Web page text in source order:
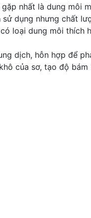
nhất là dung
dụng nhưng chất
loại dung môi thích
dịch, hỗn hợp để
của sơ, tạo độ